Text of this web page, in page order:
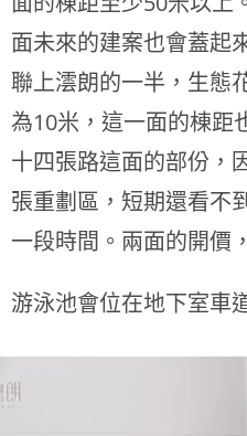
面未來的建案也會蓋起
聯上澐朗的一半，生態
為10米 ，這一面的棟距
十四張路這面的部份，
張重劃區，短期還看不
一段時間。兩面的開價
游泳池會位在地下室車